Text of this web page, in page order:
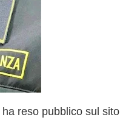
ha reso pubblico sul sito